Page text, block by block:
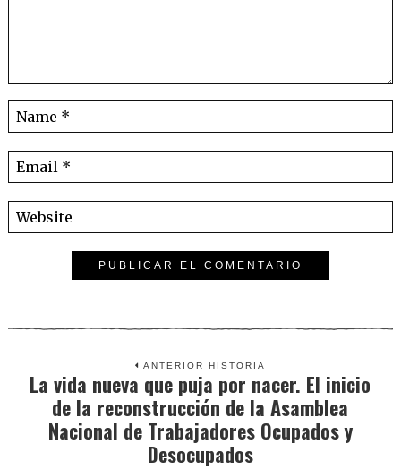
ANTERIOR HISTORIA
Previous
post:
La vida nueva que puja por nacer. El inicio
de la reconstrucción de la Asamblea
Nacional de Trabajadores Ocupados y
Desocupados